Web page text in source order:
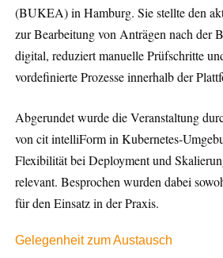
(BUKEA) in Hamburg. Sie stellte den
zur Bearbeitung von Anträgen nach der
digital, reduziert manuelle Prüfschritte
vordefinierte Prozesse innerhalb der
Abgerundet wurde die Veranstaltung
von cit intelliForm in Kubernetes-
Flexibilität bei Deployment und
relevant. Besprochen wurden dabei
für den Einsatz in der Praxis.
Gelegenheit zum Austausch